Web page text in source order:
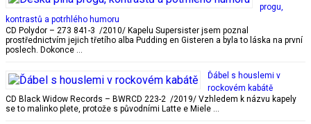
progu,
kontrastů a potrhlého humoru
CD Polydor – 273 841-3 /2010/ Kapelu Supersister jsem poznal
prostřednictvím jejich třetího alba Pudding en Gisteren a byla to láska na první
poslech. Dokonce …
Ďábel s houslemi v
rockovém kabátě
CD Black Widow Records – BWRCD 223-2 /2019/ Vzhledem k názvu kapely
se to malinko plete, protože s původními Latte e Miele …